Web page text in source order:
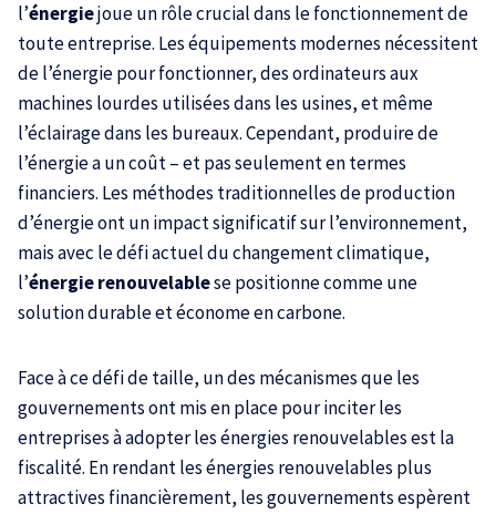
l’énergiejoue un rôle crucial dans le fonctionnement de
toute entreprise. Les équipements modernes nécessitent
de l’énergie pour fonctionner, des ordinateurs aux
machines lourdes utilisées dans les usines, et même
l’éclairage dans les bureaux. Cependant, produire de
l’énergie a un coût – et pas seulement en termes
financiers. Les méthodes traditionnelles de production
d’énergie ont un impact significatif sur l’environnement,
mais avec le défi actuel du changement climatique,
l’énergie renouvelablese positionne comme une
solution durable et économe en carbone.
Face à ce défi de taille, un des mécanismes que les
gouvernements ont mis en place pour inciter les
entreprises à adopter les énergies renouvelables est la
fiscalité. En rendant les énergies renouvelables plus
attractives financièrement, les gouvernements espèrent